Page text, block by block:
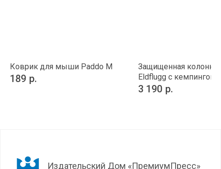
Коврик для мыши Paddo M
189 р.
Защищенная колонка
Eldflugg с
фонарем
3 190 р.
Издательский Дом «ПремиумПресс»